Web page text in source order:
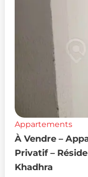
Appartements
À Vendre –
Privatif –
Khadhra